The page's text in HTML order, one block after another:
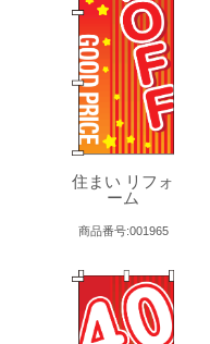
住まい リフォ
ーム
商品番号:001965